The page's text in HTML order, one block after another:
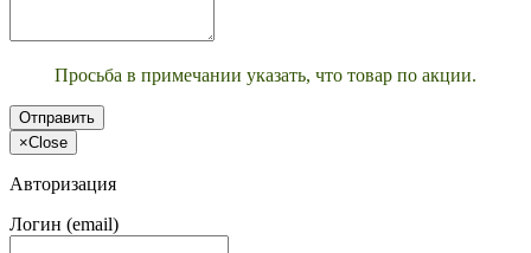
Просьба в примечании указать, что товар по акции.
Отправить
×Close
Авторизация
Логин (email)